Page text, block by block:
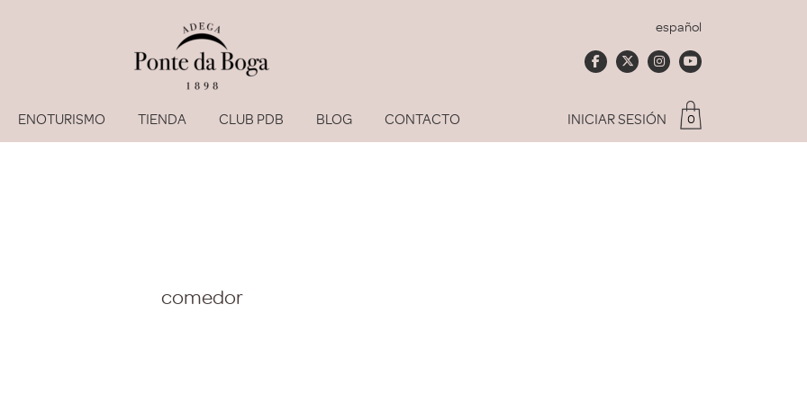
español
ENOTURISMO TIENDA CLUB PDB BLOG CONTACTO INICIAR SESIÓN 0
comedor